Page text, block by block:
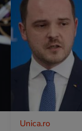
Unica.ro